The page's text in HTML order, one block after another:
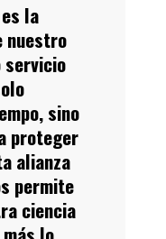
la
nuestro
servicio
sino
proteger
alianza
permite
ciencia